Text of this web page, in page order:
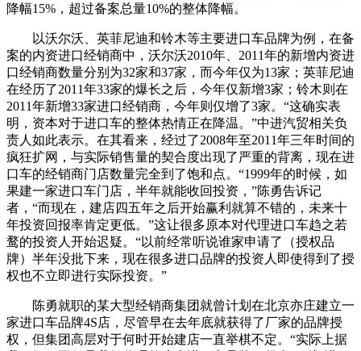
降幅15%，超过备案总量10%的整体降幅。
以沃尔沃、英菲尼迪和铃木等主要进口车品牌为例，在备
案的内资进口经销商中，沃尔沃2010年、2011年的新增内资进
口经销商数量分别为32家和37家，而今年仅为13家；英菲尼迪
在经历了2011年33家的爆长之后，今年仅新增3家；铃木则在
2011年新增33家进口经销商，今年则仅增了3家。“这确实表
明，资本对于进口车的整体热情正在降温。”中进汽贸相关负
责人如此表示。在其看来，经过了2008年至2011年三年时间的
疯狂扩网，与实际销售量的契合度出现了严重的背离，现在进
口车的经销商门店数量完全到了饱和点。“1999年的时候，如
果建一家进口车门店，半年就能收回投资，”陈勇告诉记
者，“而现在，建店四五年之后开始赢利就算不错的，未来十
年投资回报率肯定更低。”这让很多原本对代理进口车趋之若
鹜的投资人开始迟疑。“以前经常听说谁家申请了（授权品
牌）半年没批下来，现在很多进口品牌的投资人即使得到了授
权也不立即进行实际投资。”
陈勇就职的某大型经销商集团就曾计划在北京亦庄建立一
家进口车品牌4S店，尽管早在去年底就获得了厂家的品牌授
权，但集团高层对于何时开始建店一直举棋不定。“实际上据